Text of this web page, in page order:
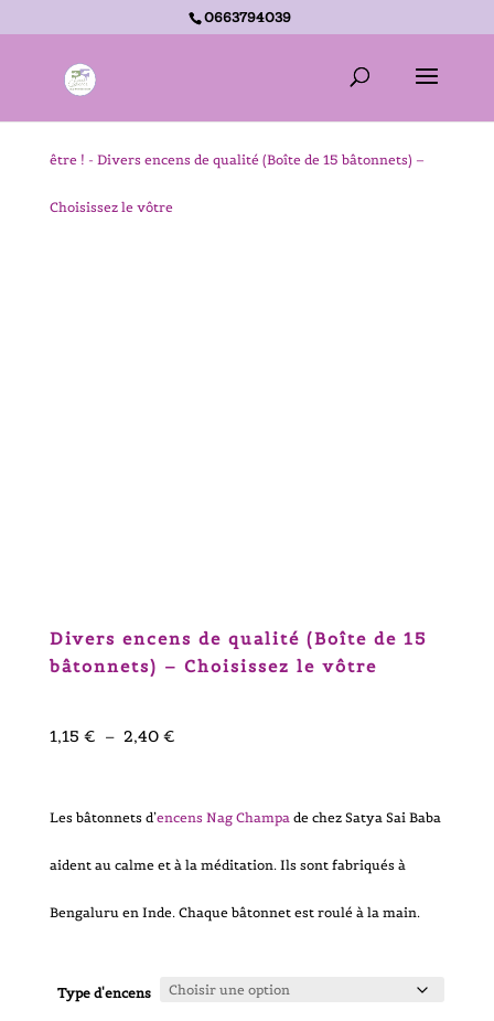
0663794039
être ! - Divers encens de qualité (Boîte de 15 bâtonnets) –
Choisissez le vôtre
Divers encens de qualité (Boîte de 15
bâtonnets) – Choisissez le vôtre
1,15 € – 2,40 €Plage
Les bâtonnets d’encens Nag Champa de chez Satya Sai Baba
aident au calme et à la méditation. Ils sont fabriqués à
Bengaluru en Inde. Chaque bâtonnet est roulé à la main.
Type d'encens